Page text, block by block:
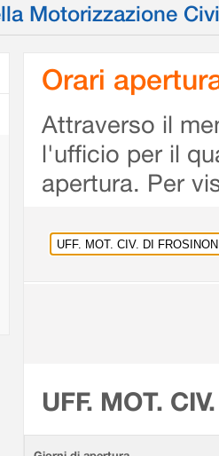
Motorizzazione
Orari
Attraverso il
l'ufficio per il
apertura. Per
UFF. MOT.